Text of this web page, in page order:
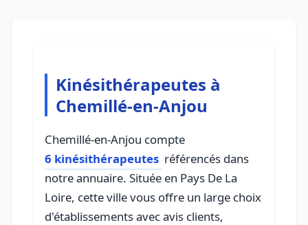
Kinésithérapeutes à
Chemillé-en-Anjou
Chemillé-en-Anjou compte
6 kinésithérapeutes référencés dans
notre annuaire. Située en Pays De La
Loire, cette ville vous offre un large choix
d'établissements avec avis clients,